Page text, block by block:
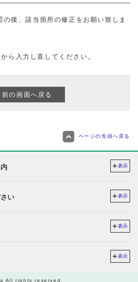
の後、該当箇所の修正をお願い致しま
ら入力し直してください。
ページの先頭へ戻る
表示
い 表示
表示
表示
All rights reserved.